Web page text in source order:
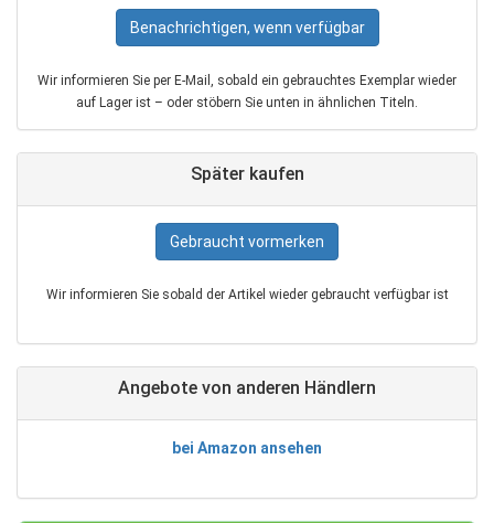
Benachrichtigen, wenn verfügbar
Wir informieren Sie per E‑Mail, sobald ein gebrauchtes Exemplar wieder
auf Lager ist – oder stöbern Sie unten in ähnlichen Titeln.
Später kaufen
Gebraucht vormerken
Wir informieren Sie sobald der Artikel wieder gebraucht verfügbar ist
Angebote von anderen Händlern
bei Amazon ansehen